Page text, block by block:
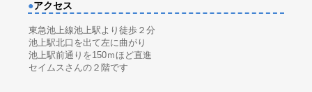
●アクセス
東急池上線池上駅より徒歩２分
池上駅北口を出て左に曲がり
池上駅前通りを150ｍほど直進
セイムスさんの２階です